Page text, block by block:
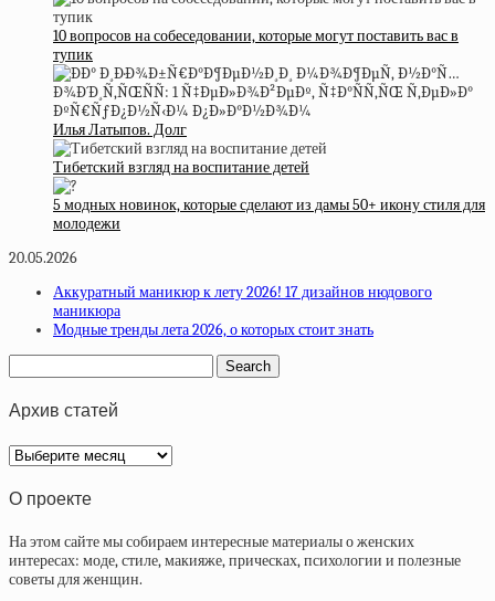
10 вопросов на собеседовании, которые могут поставить вас в
тупик
Илья Латыпов. Долг
Тибетский взгляд на воспитание детей
5 модных новинок, которые сделают из дамы 50+ икону стиля для
молодежи
20.05.2026
Аккуратный маникюр к лету 2026! 17 дизайнов нюдового
маникюра
Модные тренды лета 2026, о которых стоит знать
Архив статей
Архив
статей
О проекте
На этом сайте мы собираем интересные материалы о женских
интересах: моде, стиле, макияже, прическах, психологии и полезные
советы для женщин.